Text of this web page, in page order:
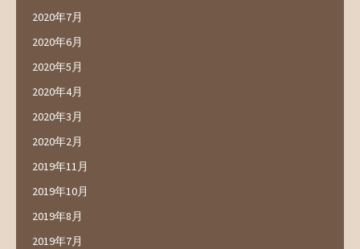
2020年7月
2020年6月
2020年5月
2020年4月
2020年3月
2020年2月
2019年11月
2019年10月
2019年8月
2019年7月